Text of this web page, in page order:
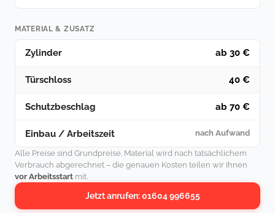
MATERIAL & ZUSATZ
Zylinder ab 30 €
Türschloss 40 €
Schutzbeschlag ab 70 €
Einbau / Arbeitszeit nach Aufwand
Alle Preise sind Grundpreise. Material wird nach tatsächlichem
Verbrauch abgerechnet – die genauen Kosten teilen wir Ihnen
vor Arbeitsstart mit.
Jetzt anrufen: 01604 996655